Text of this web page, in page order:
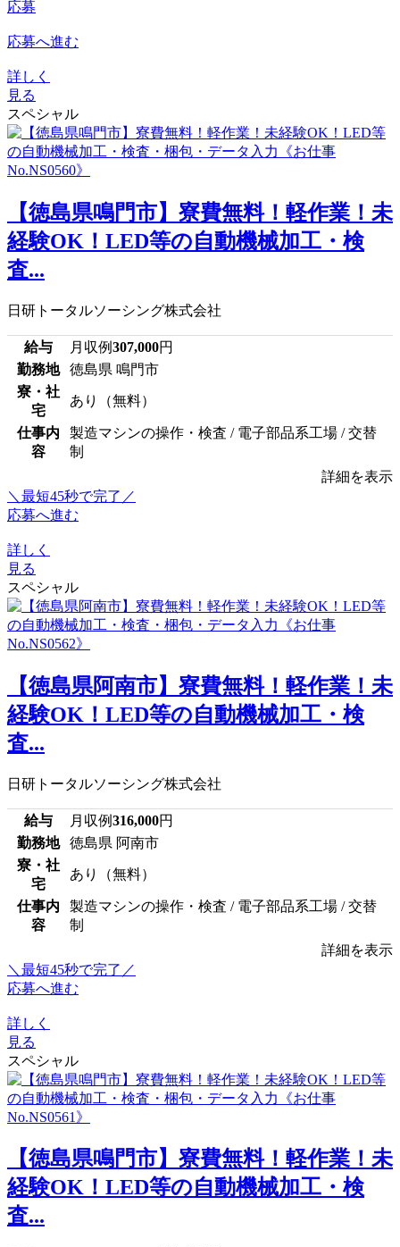
応募
応募へ進む
詳しく
見る
スペシャル
【徳島県鳴門市】寮費無料！軽作業！未
経験OK！LED等の自動機械加工・検
査...
日研トータルソーシング株式会社
給与 月収例307,000円
勤務地
徳島県 鳴門市
寮・社
宅
あり（無料）
仕事内
容
製造マシンの操作・検査 / 電子部品系工場 / 交替
制
詳細を表示
＼最短45秒で完了／
応募へ進む
詳しく
見る
スペシャル
【徳島県阿南市】寮費無料！軽作業！未
経験OK！LED等の自動機械加工・検
査...
日研トータルソーシング株式会社
給与 月収例316,000円
勤務地
徳島県 阿南市
寮・社
宅
あり（無料）
仕事内
容
製造マシンの操作・検査 / 電子部品系工場 / 交替
制
詳細を表示
＼最短45秒で完了／
応募へ進む
詳しく
見る
スペシャル
【徳島県鳴門市】寮費無料！軽作業！未
経験OK！LED等の自動機械加工・検
査...